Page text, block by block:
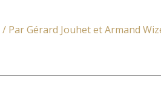
/ ParGérard Jouhet et Armand